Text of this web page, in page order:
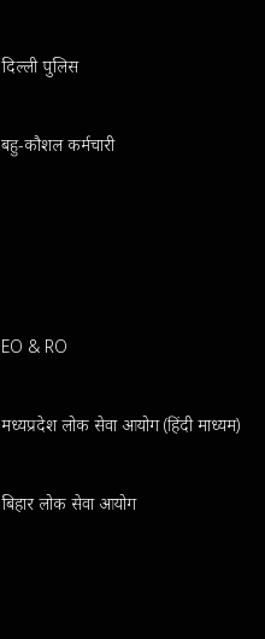
दिल्ली पुलिस
बहु-कौशल कर्मचारी
EO & RO
मध्यप्रदेश लोक सेवा आयोग (हिंदी माध्यम)
बिहार लोक सेवा आयोग